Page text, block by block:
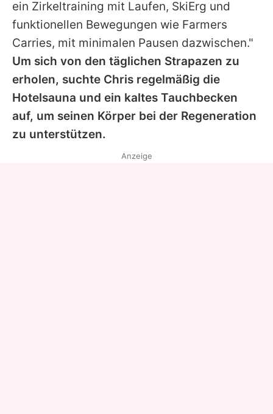
ein Zirkeltraining mit Laufen, SkiErg und
funktionellen Bewegungen wie Farmers
Carries, mit minimalen Pausen dazwischen."
Um sich von den täglichen Strapazen zu
erholen, suchte Chris regelmäßig die
Hotelsauna und ein kaltes Tauchbecken
auf, um seinen Körper bei der Regeneration
zu unterstützen.
Anzeige